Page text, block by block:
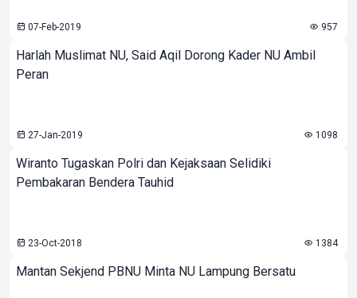
07-Feb-2019 957
Harlah Muslimat NU, Said Aqil Dorong Kader NU Ambil
Peran
27-Jan-2019 1098
Wiranto Tugaskan Polri dan Kejaksaan Selidiki
Pembakaran Bendera Tauhid
23-Oct-2018 1384
Mantan Sekjend PBNU Minta NU Lampung Bersatu